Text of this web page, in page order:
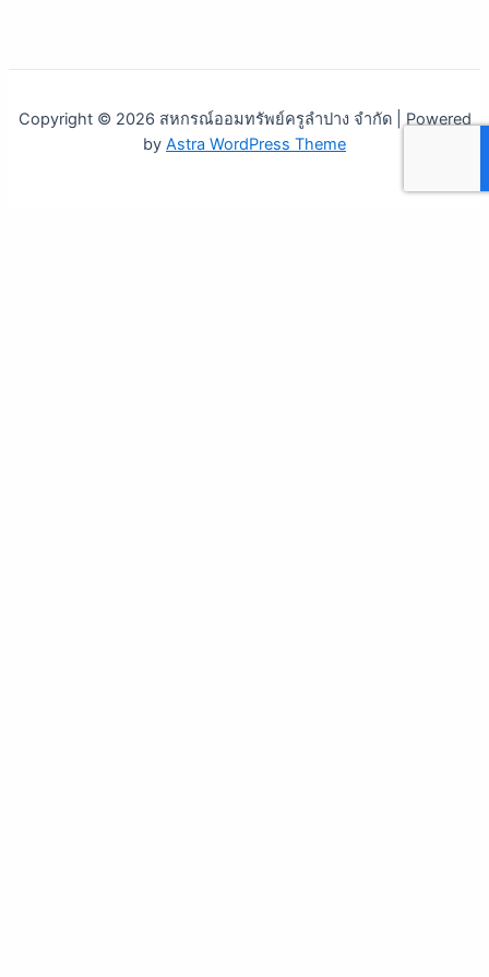
Copyright © 2026 สหกรณ์ออมทรัพย์ครูลำปาง จำกัด | Powered
by Astra WordPress Theme